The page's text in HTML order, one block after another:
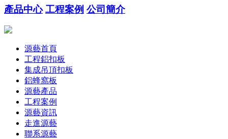
產品中心 工程案例 公司簡介
源藝首頁
工程鋁扣板
集成吊頂扣板
鋁蜂窩板
源藝產品
工程案例
源藝資訊
走進源藝
聯系源藝